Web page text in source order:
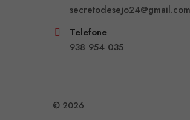
secretodesejo24@gmail.com
Telefone
938 954 035
© 2026